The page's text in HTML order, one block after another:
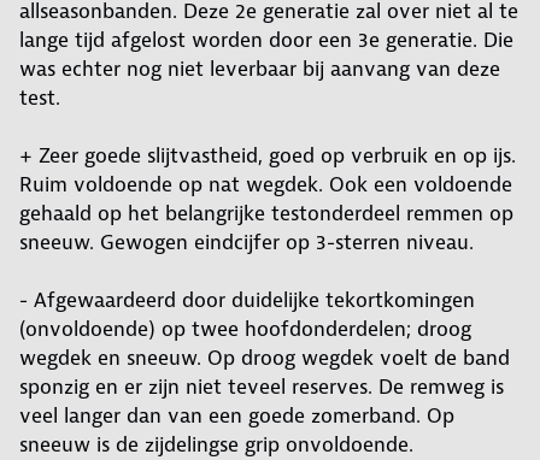
allseasonbanden. Deze 2e generatie zal over niet al te
lange tijd afgelost worden door een 3e generatie. Die
was echter nog niet leverbaar bij aanvang van deze
test.
+ Zeer goede slijtvastheid, goed op verbruik en op ijs.
Ruim voldoende op nat wegdek. Ook een voldoende
gehaald op het belangrijke testonderdeel remmen op
sneeuw. Gewogen eindcijfer op 3-sterren niveau.
- Afgewaardeerd door duidelijke tekortkomingen
(onvoldoende) op twee hoofdonderdelen; droog
wegdek en sneeuw. Op droog wegdek voelt de band
sponzig en er zijn niet teveel reserves. De remweg is
veel langer dan van een goede zomerband. Op
sneeuw is de zijdelingse grip onvoldoende.